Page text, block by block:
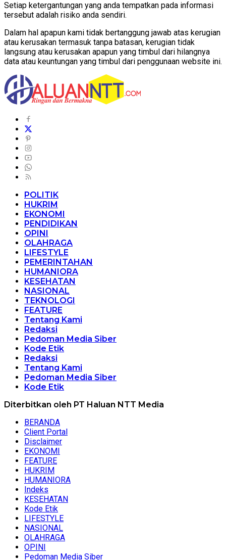
Setiap ketergantungan yang anda tempatkan pada informasi
tersebut adalah risiko anda sendiri.
Dalam hal apapun kami tidak bertanggung jawab atas kerugian
atau kerusakan termasuk tanpa batasan, kerugian tidak
langsung atau kerusakan apapun yang timbul dari hilangnya
data atau keuntungan yang timbul dari penggunaan website ini.
POLITIK
HUKRIM
EKONOMI
PENDIDIKAN
OPINI
OLAHRAGA
LIFESTYLE
PEMERINTAHAN
HUMANIORA
KESEHATAN
NASIONAL
TEKNOLOGI
FEATURE
Tentang Kami
Redaksi
Pedoman Media Siber
Kode Etik
Redaksi
Tentang Kami
Pedoman Media Siber
Kode Etik
Diterbitkan oleh PT Haluan NTT Media
BERANDA
Client Portal
Disclaimer
EKONOMI
FEATURE
HUKRIM
HUMANIORA
Indeks
KESEHATAN
Kode Etik
LIFESTYLE
NASIONAL
OLAHRAGA
OPINI
Pedoman Media Siber